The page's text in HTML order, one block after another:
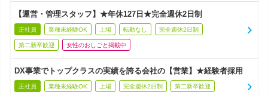
【運営・管理スタッフ】★年休127日★完全週休2日制
正社員 業種未経験OK 上場 転勤なし 完全週休2日制
第二新卒歓迎 女性のおしごと掲載中
DX事業でトップクラスの実績を誇る会社の【営業】★経験者採用
正社員 業種未経験OK 上場 完全週休2日制 第二新卒歓迎